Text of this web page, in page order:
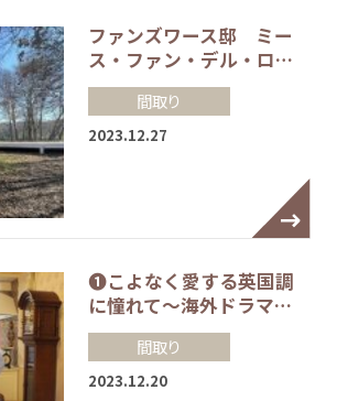
ファンズワース邸 ミー
ス・ファン・デル・ロ…
間取り
2023.12.27
❶こよなく愛する英国調
に憧れて～海外ドラマ…
間取り
2023.12.20